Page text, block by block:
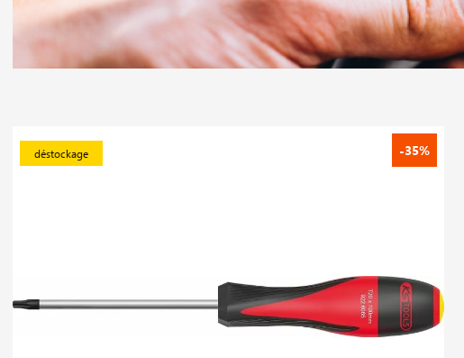
-35%
déstockage